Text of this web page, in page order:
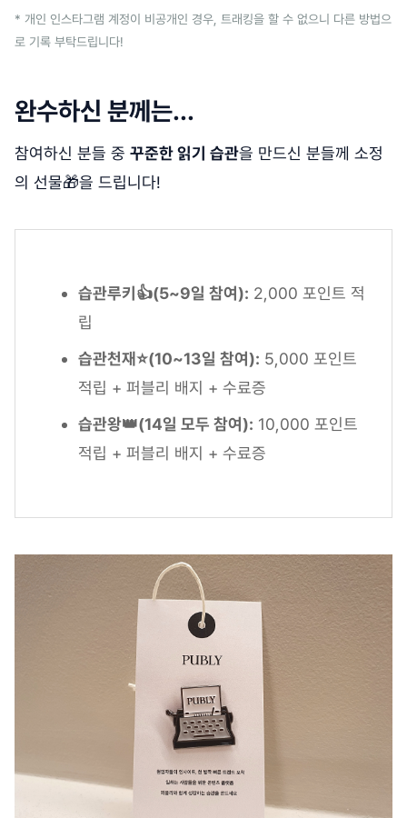
* 개인 인스타그램 계정이 비공개인 경우, 트래킹을 할 수 없으니 다른 방법으
로 기록 부탁드립니다!
완수하신 분께는...
참여하신 분들 중 꾸준한 읽기 습관을 만드신 분들께 소정
의 선물🎁을 드립니다!
습관루키👍(5~9일 참여): 2,000 포인트 적
립
습관천재⭐️(10~13일 참여): 5,000 포인트
적립 + 퍼블리 배지 + 수료증
습관왕👑(14일 모두 참여): 10,000 포인트
적립 + 퍼블리 배지 + 수료증